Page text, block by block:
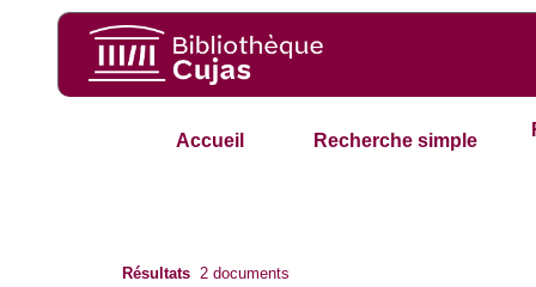
Accueil Recherche simple
Résultats 2 documents